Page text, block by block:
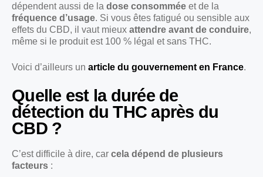
dépendent aussi de la dose consommée et de la
fréquence d’usage. Si vous êtes fatigué ou sensible aux
effets du CBD, il vaut mieux attendre avant de conduire,
même si le produit est 100 % légal et sans THC.
Voici d’ailleurs un article du gouvernement en France.
Quelle est la durée de
détection du THC après du
CBD ?
C’est difficile à dire, car cela dépend de plusieurs
facteurs :